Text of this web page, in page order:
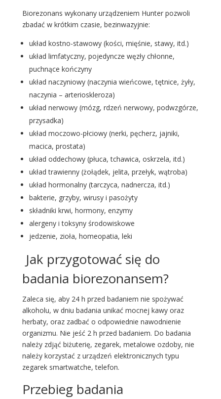
Biorezonans wykonany urządzeniem Hunter pozwoli
zbadać w krótkim czasie, bezinwazyjnie:
układ kostno-stawowy (kości, mięśnie, stawy, itd.)
układ limfatyczny, pojedyncze węzły chłonne,
puchnące kończyny
układ naczyniowy (naczynia wieńcowe, tętnice, żyły,
naczynia – arterioskleroza)
układ nerwowy (mózg, rdzeń nerwowy, podwzgórze,
przysadka)
układ moczowo-płciowy (nerki, pęcherz, jajniki,
macica, prostata)
układ oddechowy (płuca, tchawica, oskrzela, itd.)
układ trawienny (żołądek, jelita, przełyk, wątroba)
układ hormonalny (tarczyca, nadnercza, itd.)
bakterie, grzyby, wirusy i pasożyty
składniki krwi, hormony, enzymy
alergeny i toksyny środowiskowe
jedzenie, zioła, homeopatia, leki
Jak przygotować się do
badania biorezonansem?
Zaleca się, aby 24 h przed badaniem nie spożywać
alkoholu, w dniu badania unikać mocnej kawy oraz
herbaty, oraz zadbać o odpowiednie nawodnienie
organizmu. Nie jeść 2 h przed badaniem. Do badania
należy zdjąć biżuterię, zegarek, metalowe ozdoby, nie
należy korzystać z urządzeń elektronicznych typu
zegarek smartwatche, telefon.
Przebieg badania